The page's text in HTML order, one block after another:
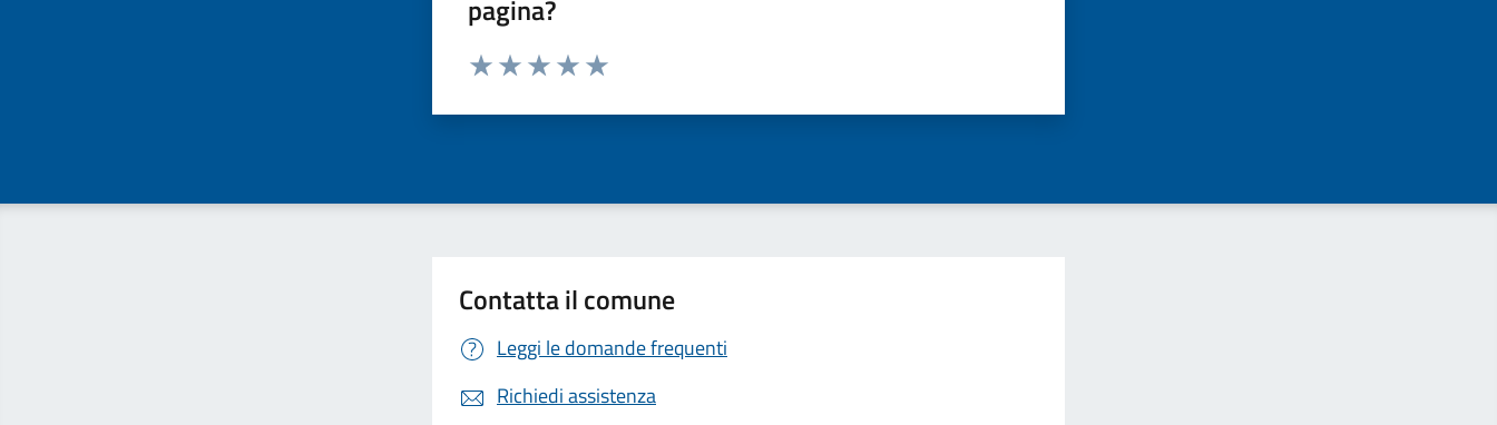
pagina?
Valuta da 1 a 5 stelle la pagina
Contatta il comune
Leggi le domande frequenti
Richiedi assistenza